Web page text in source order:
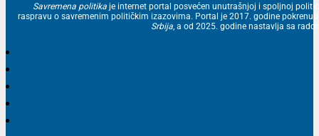
Savremena politika je internet portal posvećen unutrašnjoj i spoljnoj
raspravu o savremenim političkim izazovima. Portal je 2017. godine
Srbija , a od 2025. godine nastavlja sa